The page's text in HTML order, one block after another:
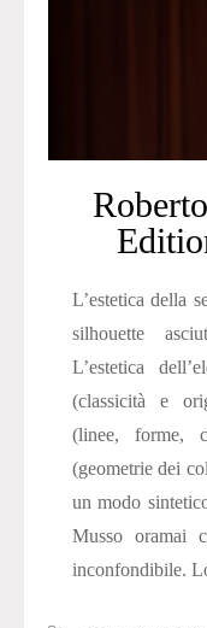
L’estetica della
silhouette
L’estetica
(classicità e
(linee, forme,
(geometrie dei
un modo
Musso oramai
inconfondibile.